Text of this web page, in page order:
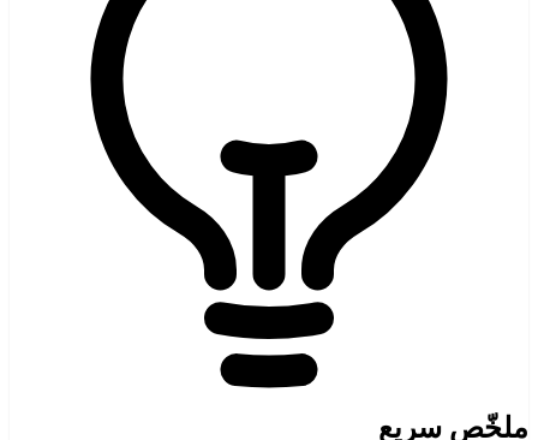
ملخّص سريع